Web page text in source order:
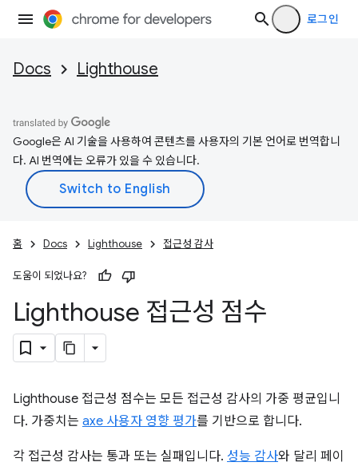
로그인
Docs Lighthouse
Google은 AI 기술을 사용하여 콘텐츠를 사용자의 기본 언어로 번역합니
다. AI 번역에는 오류가 있을 수 있습니다.
홈 Docs Lighthouse 접근성 감사
도움이 되었나요?
Lighthouse 접근성 점수
Lighthouse 접근성 점수는 모든 접근성 감사의 가중 평균입니
다. 가중치는 axe 사용자 영향 평가를 기반으로 합니다.
각 접근성 감사는 통과 또는 실패입니다. 성능 감사와 달리 페이